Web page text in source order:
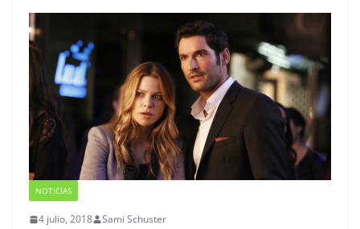
NOTICIAS
4 julio, 2018 Sami Schuster